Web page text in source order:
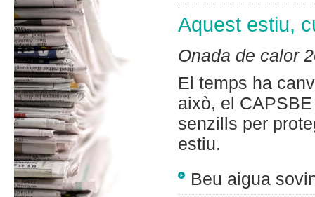
Aquest estiu,
Onada de calor
El temps ha
això, el
senzills per
estiu.
Beu aigua